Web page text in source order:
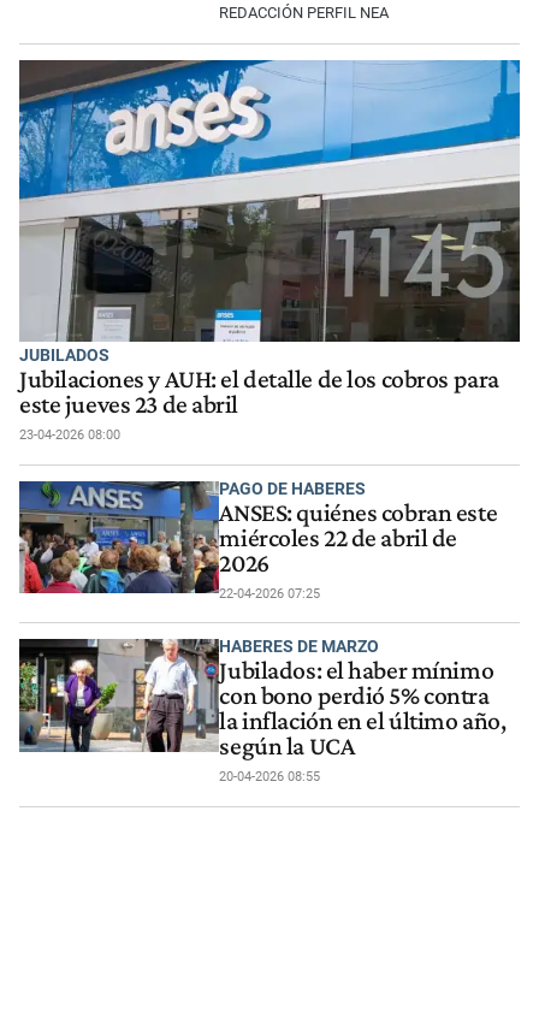
REDACCIÓN PERFIL NEA
JUBILADOS
Jubilaciones y AUH: el detalle de los cobros para
este jueves 23 de abril
23-04-2026 08:00
PAGO DE HABERES
ANSES: quiénes cobran este
miércoles 22 de abril de
2026
22-04-2026 07:25
HABERES DE MARZO
Jubilados: el haber mínimo
con bono perdió 5% contra
la inflación en el último año,
según la UCA
20-04-2026 08:55